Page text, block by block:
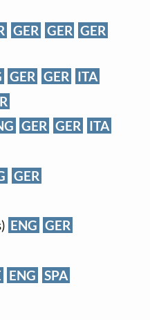
GER GER GER
GER GER ITA
GER GER ITA
GER
ENG GER
ENG SPA